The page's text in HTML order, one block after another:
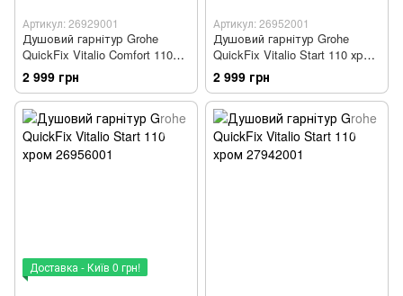
Артикул: 26929001
Душовий гарнітур Grohe
QuickFix Vitalio Comfort 110
хром 26929001
2 999 грн
Артикул: 26952001
Душовий гарнітур Grohe
QuickFix Vitalio Start 110 хром
26952001
2 999 грн
Доставка - Київ 0 грн!